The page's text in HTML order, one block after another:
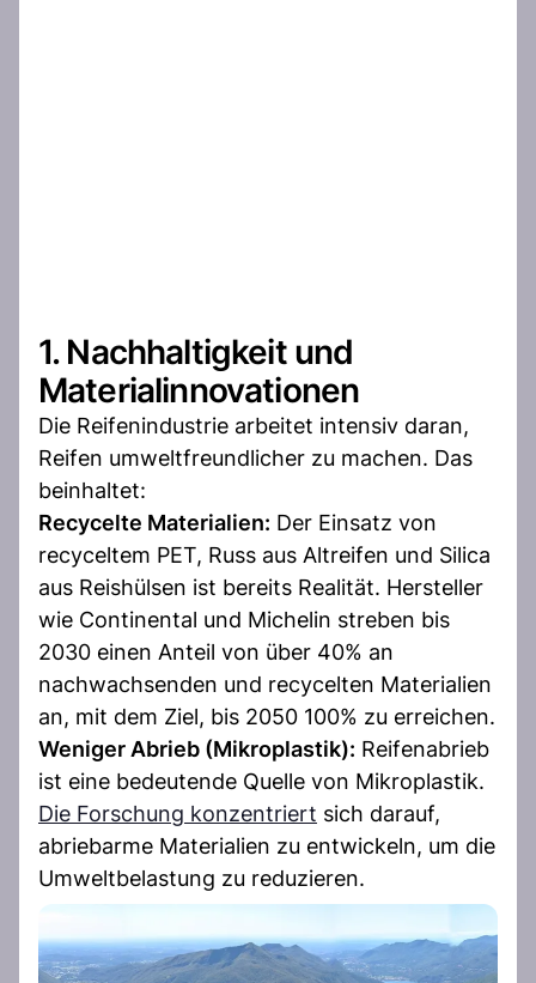
1. Nachhaltigkeit und
Materialinnovationen
Die Reifenindustrie arbeitet intensiv daran,
Reifen umweltfreundlicher zu machen. Das
beinhaltet:
Recycelte Materialien: Der Einsatz von
recyceltem PET, Russ aus Altreifen und Silica
aus Reishülsen ist bereits Realität. Hersteller
wie Continental und Michelin streben bis
2030 einen Anteil von über 40% an
nachwachsenden und recycelten Materialien
an, mit dem Ziel, bis 2050 100% zu erreichen.
Weniger Abrieb (Mikroplastik): Reifenabrieb
ist eine bedeutende Quelle von Mikroplastik.
Die Forschung konzentriert sich darauf,
abriebarme Materialien zu entwickeln, um die
Umweltbelastung zu reduzieren.